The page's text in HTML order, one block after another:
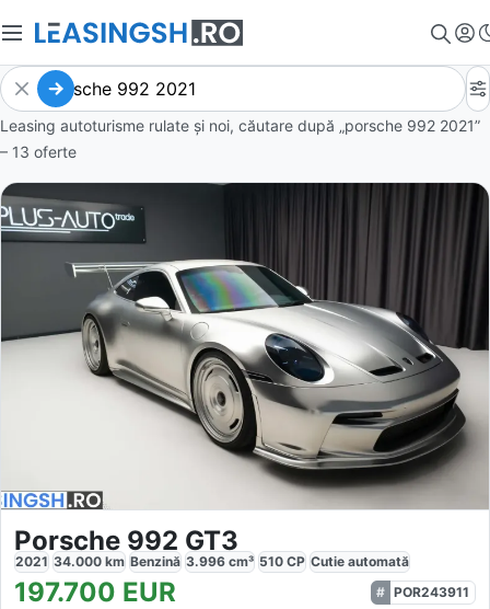
Leasing autoturisme rulate și noi, căutare după „porsche 992 2021”
– 13 oferte
Porsche 992 GT3
2021 34.000 km Benzină 3.996 cm³ 510 CP Cutie automată
197.700 EUR
POR243911